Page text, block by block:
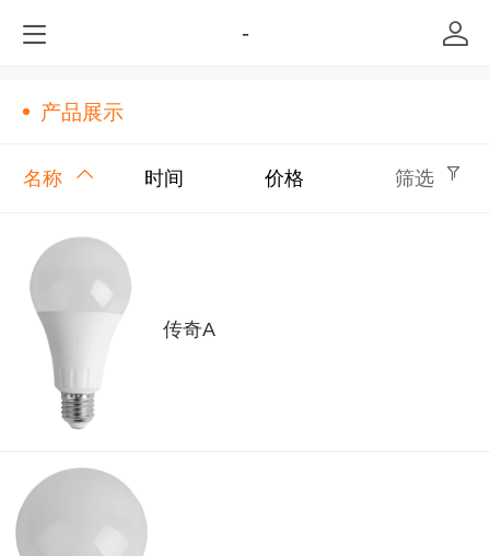
-
产品展示
名称 时间 价格 筛选
传奇A